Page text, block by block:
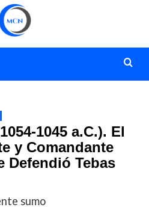
1045 a.C.). El
y Comandante
Defendió Tebas
sumo